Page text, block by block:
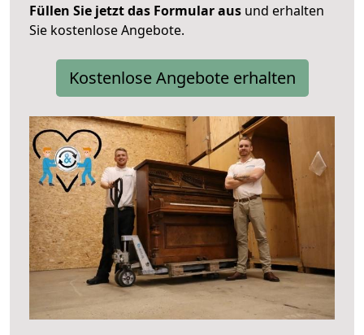
Füllen Sie jetzt das Formular aus und erhalten
Sie kostenlose Angebote.
Kostenlose Angebote erhalten